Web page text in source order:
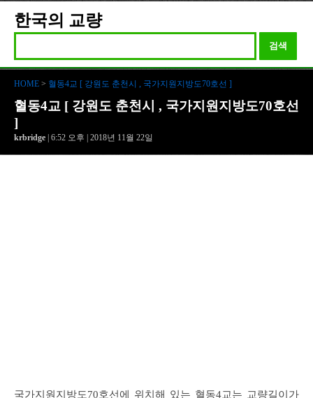
한국의 교량
검색
HOME > 혈동4교 [ 강원도 춘천시 , 국가지원지방도70호선 ]
혈동4교 [ 강원도 춘천시 , 국가지원지방도70호선
]
krbridge | 6:52 오후 | 2018년 11월 22일
국가지원지방도70호선에 위치해 있는 혈동4교는 교량길이가